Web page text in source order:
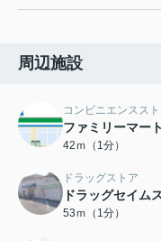
周辺施設
コンビニエンスス
ファミリーマー
42ｍ（1分）
ドラッグストア
ドラッグセイム
53ｍ（1分）